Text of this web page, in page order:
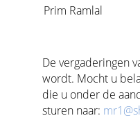
Prim Ramlal
De vergaderingen
wordt. Mocht u
die u onder de
sturen naar: